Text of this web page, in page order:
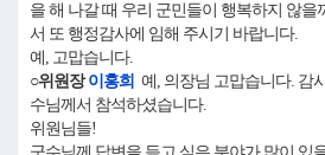
을 해 나갈 때 우리 군민들이 행복하지 않을
서 또 행정감사에 임해 주시기 바랍니다.
예, 고맙습니다.
○위원장이홍희 예, 의장님 고맙습니다. 감
수님께서 참석하셨습니다.
위원님들!